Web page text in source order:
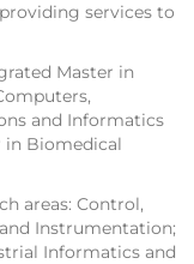
services to
Master in
and Informatics
in Biomedical
areas: Control,
Instrumentation;
Informatics and